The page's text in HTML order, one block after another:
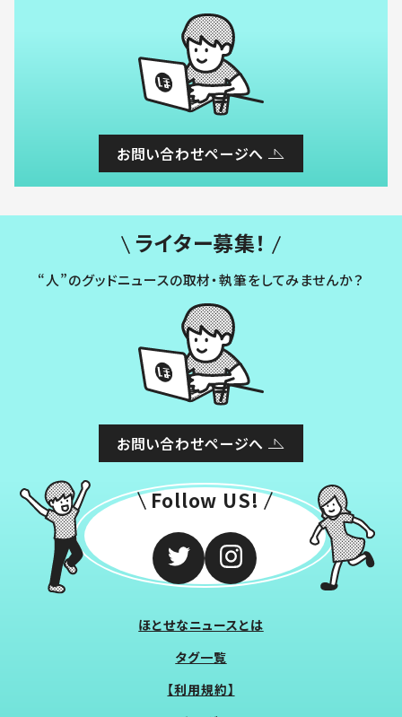
お問い合わせページへ
ライター募集！
“人”のグッドニュースの取材・執筆をしてみませんか？
お問い合わせページへ
Follow US!
ほとせなニュースとは
タグ一覧
【利用規約】